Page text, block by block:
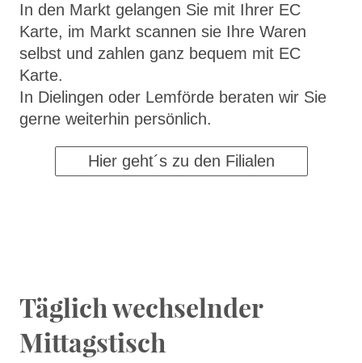
In den Markt gelangen Sie mit Ihrer EC
Karte, im Markt scannen sie Ihre Waren
selbst und zahlen ganz bequem mit EC
Karte.
In Dielingen oder Lemförde beraten wir Sie
gerne weiterhin persönlich.
Hier geht´s zu den Filialen
Täglich wechselnder
Mittagstisch